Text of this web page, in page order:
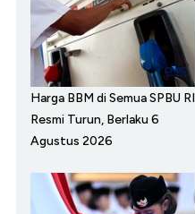
Harga BBM di Semua SPBU RI
Resmi Turun, Berlaku 6
Agustus 2026